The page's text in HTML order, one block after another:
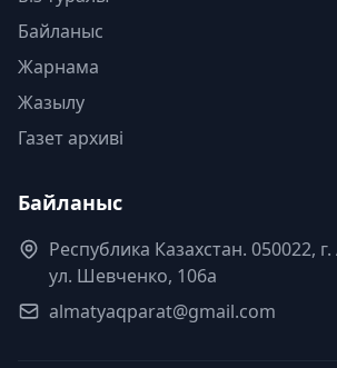
Байланыс
Жарнама
Жазылу
Газет архиві
Байланыс
Республика Казахстан. 050022,
ул. Шевченко, 106а
almatyaqparat@gmail.com